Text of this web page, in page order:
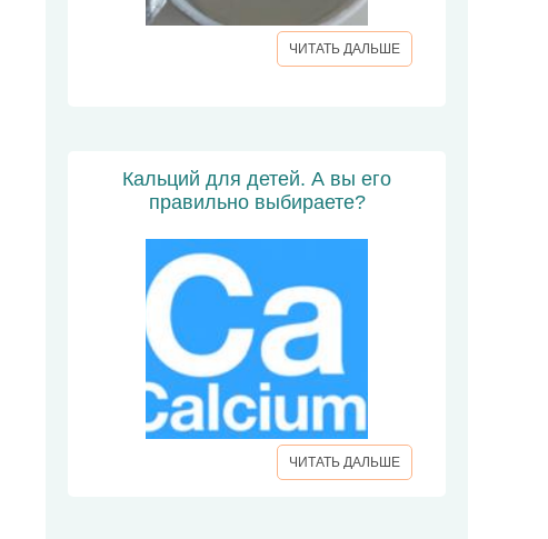
ЧИТАТЬ ДАЛЬШЕ
Кальций для детей. А вы его
правильно выбираете?
ЧИТАТЬ ДАЛЬШЕ